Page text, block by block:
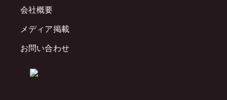
会社概要
メディア掲載
お問い合わせ